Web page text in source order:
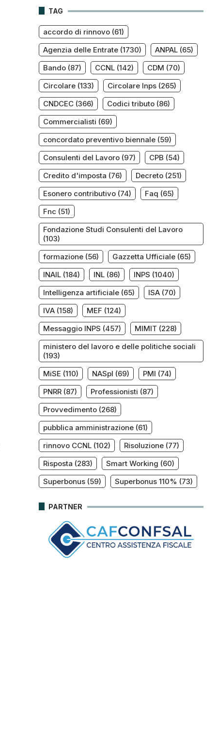
TAG
accordo di rinnovo(61)
Agenzia delle Entrate(1730) ANPAL(65)
Bando(87) CCNL(142) CDM (70)
Circolare(133) Circolare Inps(265)
CNDCEC(366) Codici tributo(86)
Commercialisti (69)
concordato preventivo biennale(59)
Consulenti del Lavoro(97) CPB (54)
Credito d'imposta (76) Decreto(251)
Esonero contributivo(74) Faq (65)
Fnc (51)
Fondazione Studi Consulenti del Lavoro
(103)
formazione(56) Gazzetta Ufficiale(65)
INAIL(184) INL(86) INPS (1040)
Intelligenza artificiale(65) ISA(70)
IVA(158) MEF (124)
Messaggio INPS (457) MIMIT (228)
ministero del lavoro e delle politiche sociali
(193)
MiSE (110) NASpI (69) PMI (74)
PNRR(87) Professionisti (87)
Provvedimento(268)
pubblica amministrazione(61)
rinnovo CCNL(102) Risoluzione(77)
Risposta (283) Smart Working (60)
Superbonus(59) Superbonus 110% (73)
PARTNER